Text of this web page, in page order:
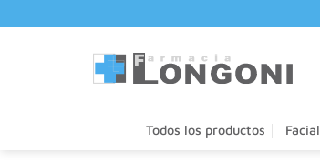
al
Todos los productos Facial